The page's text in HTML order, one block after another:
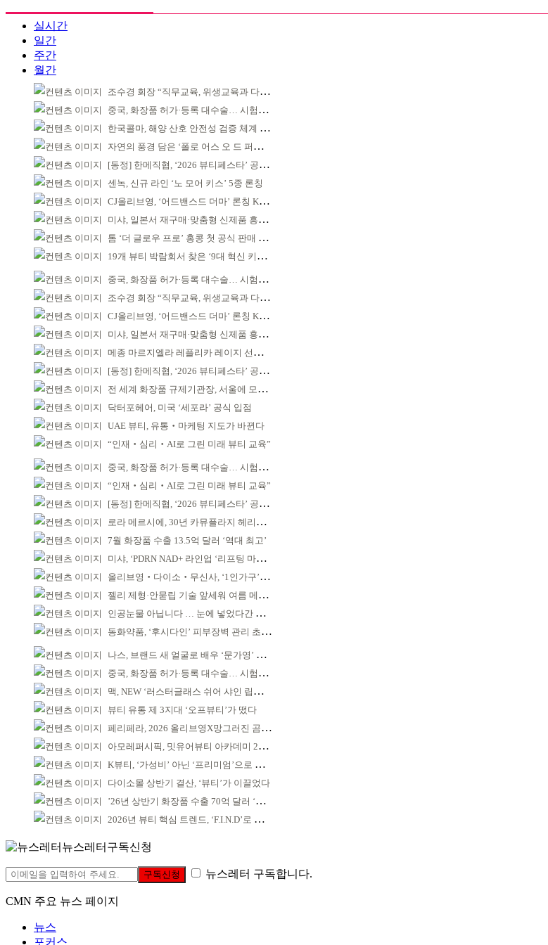
실시간
일간
주간
월간
조수경 회장 “직무교육, 위생교육과 다르다”
중국, 화장품 허가·등록 대수술… 시험자료 공용 허용
한국콜마, 해양 산호 안전성 검증 체계 구축
자연의 풍경 담은 ‘폴로 어스 오 드 퍼퓸’ 4종 출시
[동정] 한메직협, ‘2026 뷰티페스타’ 공동 주최
센녹, 신규 라인 ‘노 모어 키스’ 5종 론칭
CJ올리브영, ‘어드밴스드 더마’ 론칭 K더마 육성 박차
미샤, 일본서 재구매·맞춤형 신제품 흥행 ‘쌍끌이’
톰 ‘더 글로우 프로’ 홍콩 첫 공식 판매 완판
19개 뷰티 박람회서 찾은 ‘9대 혁신 키워드’
중국, 화장품 허가·등록 대수술… 시험자료 공용 허용
조수경 회장 “직무교육, 위생교육과 다르다”
CJ올리브영, ‘어드밴스드 더마’ 론칭 K더마 육성 박차
미샤, 일본서 재구매·맞춤형 신제품 흥행 ‘쌍끌이’
메종 마르지엘라 레플리카 레이지 선데이 모닝 디퓨저
[동정] 한메직협, ‘2026 뷰티페스타’ 공동 주최
전 세계 화장품 규제기관장, 서울에 모인다
닥터포헤어, 미국 ‘세포라’ 공식 입점
UAE 뷰티, 유통‧마케팅 지도가 바뀐다
“인재‧심리‧AI로 그린 미래 뷰티 교육”
중국, 화장품 허가·등록 대수술… 시험자료 공용 허용
“인재‧심리‧AI로 그린 미래 뷰티 교육”
[동정] 한메직협, ‘2026 뷰티페스타’ 공동 주최
로라 메르시에, 30년 카뮤플라지 헤리티지 담아
7월 화장품 수출 13.5억 달러 ‘역대 최고’
미샤, ‘PDRN NAD+ 라인업 ‘리프팅 마스크’ 출시
올리브영‧다이소‧무신사, ‘1인가구’가 이끈다
젤리 제형·안묻립 기술 앞세워 여름 메이크업 시장 공략
인공눈물 아닙니다 … 눈에 넣었다간 각막 손상
동화약품, ‘후시다인’ 피부장벽 관리 초점 ‘리브랜딩’
나스, 브랜드 새 얼굴로 배우 ‘문가영’ 발탁
중국, 화장품 허가·등록 대수술… 시험자료 공용 허용
맥, NEW ‘러스터글래스 쉬어 샤인 립스틱’ 출시
뷰티 유통 제 3지대 ‘오프뷰티’가 떴다
페리페라, 2026 올리브영X망그러진 곰 콜라보
아모레퍼시픽, 밋유어뷰티 아카데미 2기 발대식
K뷰티, ‘가성비’ 아닌 ‘프리미엄’으로 승부걸어야
다이소몰 상반기 결산, ‘뷰티’가 이끌었다
’26년 상반기 화장품 수출 70억 달러 ‘역대 최고’
2026년 뷰티 핵심 트렌드, ‘F.I.N.D’로 읽는다
뉴스레터구독신청
구독신청 뉴스레터 구독합니다.
CMN 주요 뉴스 페이지
뉴스
포커스